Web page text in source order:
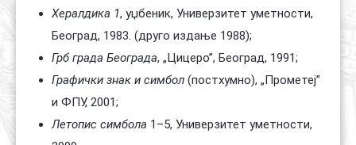
Хералдика 1, уџбеник, Универзитет уметности,
Београд, 1983. (друго издање 1988);
Грб града Београда, „Цицеро”, Београд, 1991;
Графички знак и симбол (постхумно), „Прометеј”
и ФПУ, 2001;
Летопис симбола 1–5, Универзитет уметности,